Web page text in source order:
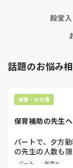
殿堂
話題のお悩み
保育・お仕事
保育補助の先生へ
パートで、夕方
の先生の人数も
人いたのですが
パート 保育士